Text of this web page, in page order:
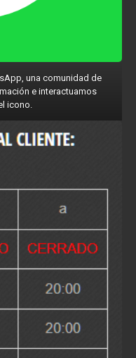
una comunidad de
e interactuamos
icono.